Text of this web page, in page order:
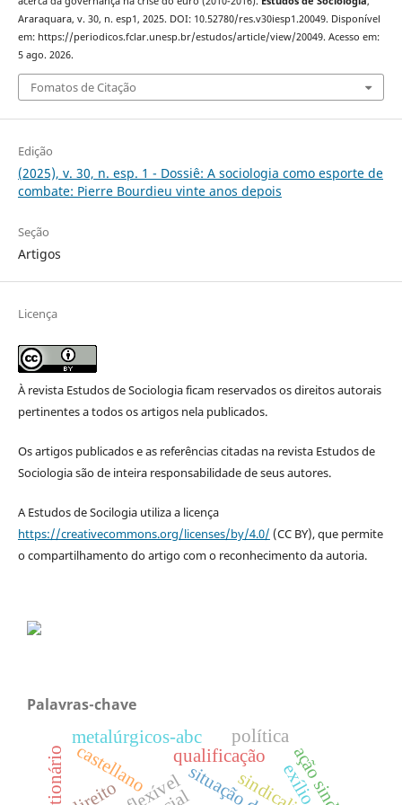
Araraquara, v. 30, n. esp1, 2025. DOI: 10.52780/res.v30iesp1.20049. Disponível
em: https://periodicos.fclar.unesp.br/estudos/article/view/20049. Acesso em:
5 ago. 2026.
Fomatos de Citação
Edição
(2025), v. 30, n. esp. 1 - Dossiê: A sociologia como esporte de
combate: Pierre Bourdieu vinte anos depois
Seção
Artigos
Licença
À revista Estudos de Sociologia ficam reservados os direitos autorais
pertinentes a todos os artigos nela publicados.
Os artigos publicados e as referências citadas na revista Estudos de
Sociologia são de inteira responsabilidade de seus autores.
A Estudos de Socilogia utiliza a licença
https://creativecommons.org/licenses/by/4.0/ (CC BY), que permite
o compartilhamento do artigo com o reconhecimento da autoria.
Palavras-chave
qualificação
metalúrgicos-abc
castellano exílio
política